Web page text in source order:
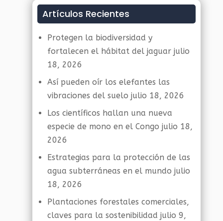
Artículos Recientes
Protegen la biodiversidad y
fortalecen el hábitat del jaguar julio
18, 2026
Así pueden oír los elefantes las
vibraciones del suelo julio 18, 2026
Los científicos hallan una nueva
especie de mono en el Congo julio 18,
2026
Estrategias para la protección de las
agua subterráneas en el mundo julio
18, 2026
Plantaciones forestales comerciales,
claves para la sostenibilidad julio 9,